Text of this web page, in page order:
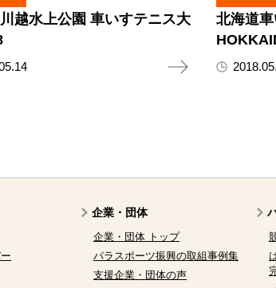
越水上公園 車いすテニス大
北海道
企業・団体
企業・団体 トップ
パラスポーツ振興の取組事例集
支援企業・団体の声